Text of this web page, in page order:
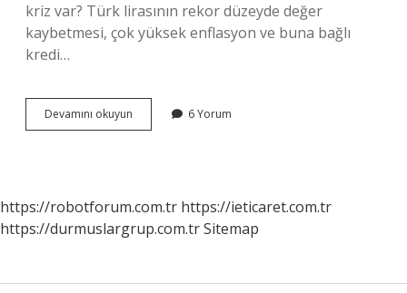
kriz var? Türk lirasının rekor düzeyde değer
kaybetmesi, çok yüksek enflasyon ve buna bağlı
kredi…
Devamını okuyun Türkiyenin
Genel
6 Yorum
https://robotforum.com.tr https://ieticaret.com.tr
https://durmuslargrup.com.trSitemap